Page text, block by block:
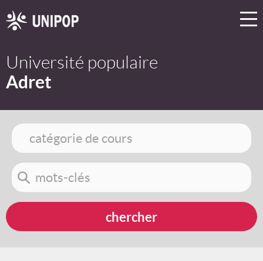
Université populaire
Adret